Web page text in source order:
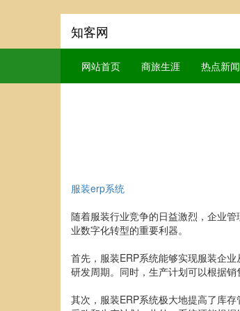
知客网
网站首页 商旅生涯 热点新闻
服装erp系统
随着服装行业竞争的日益激烈，企业
业数字化转型的重要利器。
首先，服装ERP系统能够实现服装企
研发周期。同时，生产计划可以根据
其次，服装ERP系统极大地提高了库